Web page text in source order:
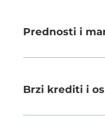
Prednosti i
Brzi krediti i